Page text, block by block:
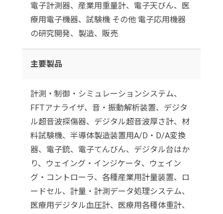
電子計測器、産業用重量計、電子天びん、医
療用電子機器、試験機 その他 電子応用機器
の研究開発、製造、販売
主要製品
計測・制御・シミュレーションシステム、
FFTアナライザ、音・振動解析装置、デジタ
ル超音波探傷器、デジタル超音波厚さ計、材
料試験機、半導体製造装置用A/D・D/A変換
器、電子銃、電子てんびん、デジタル台はか
り、ウェイング・インジケータ、ウェイン
グ・コントローラ、各種産業用計量装置、ロ
ードセル、計量・計測データ処理システム、
医療用デジタル血圧計、医療用各種体重計、